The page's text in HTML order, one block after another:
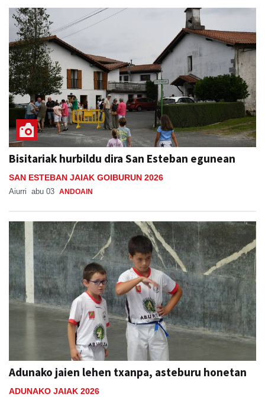
Bisitariak hurbildu dira San Esteban egunean
SAN ESTEBAN JAIAK GOIBURUN 2026
Aiurri abu 03 ANDOAIN
Adunako jaien lehen txanpa, asteburu honetan
ADUNAKO JAIAK 2026